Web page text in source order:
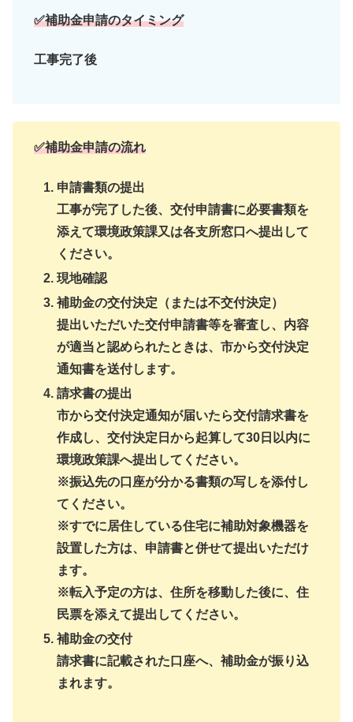
✅補助金申請のタイミング
工事完了後
✅補助金申請の流れ
申請書類の提出
工事が完了した後、交付申請書に必要書類を
添えて環境政策課又は各支所窓口へ提出して
ください。
現地確認
補助金の交付決定（または不交付決定）
提出いただいた交付申請書等を審査し、内容
が適当と認められたときは、市から交付決定
通知書を送付します。
請求書の提出
市から交付決定通知が届いたら交付請求書を
作成し、交付決定日から起算して30日以内に
環境政策課へ提出してください。
※振込先の口座が分かる書類の写しを添付し
てください。
※すでに居住している住宅に補助対象機器を
設置した方は、申請書と併せて提出いただけ
ます。
※転入予定の方は、住所を移動した後に、住
民票を添えて提出してください。
補助金の交付
請求書に記載された口座へ、補助金が振り込
まれます。